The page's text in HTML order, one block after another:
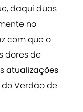
daqui duas
no
com que o
dores de
atualizações
do Verdão de